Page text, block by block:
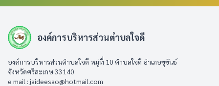
องค์การบริหารส่วนตำบลใจดี
องค์การบริหารส่วนตำบลใจดี หมู่ที่ 10 ตำบลใจดี อำเภอขุขันธ์
จังหวัดศรีสะเกษ 33140
e mail : jaideesao@hotmail.com